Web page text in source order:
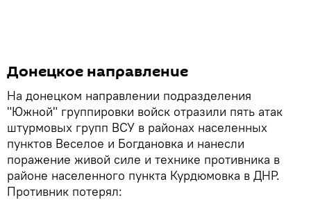
Донецкое направление
На донецком направлении подразделения
"Южной" группировки войск отразили пять атак
штурмовых групп ВСУ в районах населенных
пунктов Веселое и Богдановка и нанесли
поражение живой силе и технике противника в
районе населенного пункта Курдюмовка в ДНР.
Противник потерял: